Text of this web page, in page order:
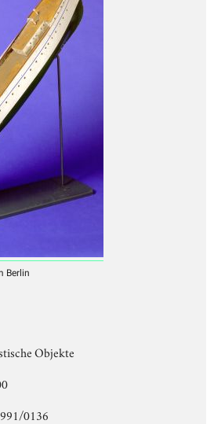
Berlin
Objekte
0136